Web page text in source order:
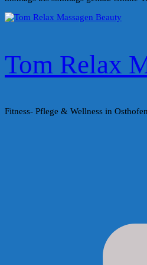
Tom Relax
Fitness- Pflege & Wellness in